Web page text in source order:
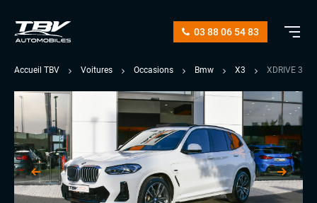
03 88 06 54 83
Accueil TBV Voitures Occasions Bmw X3 XDRIVE 30E